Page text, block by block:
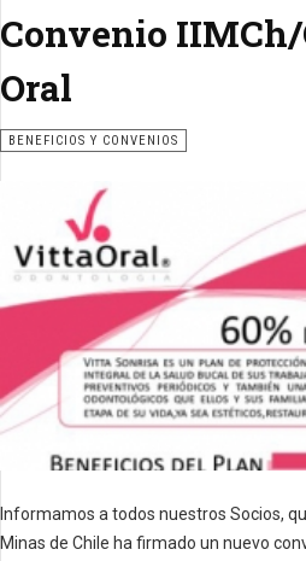
Convenio
Oral
BENEFICIOS Y CONVENIOS
Informamos a todos nuestros Socios,
Minas de Chile ha firmado un nuevo